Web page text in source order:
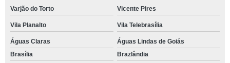
Varjão do Torto Vicente Pires
Vila Planalto Vila Telebrasília
Águas Claras
Águas Lindas de Goiás
Brasília
Brazlândia